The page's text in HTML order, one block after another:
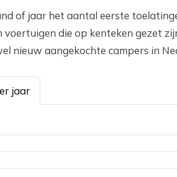
of jaar het aantal eerste
die op kenteken gezet
nieuw aangekochte campers in
jaar